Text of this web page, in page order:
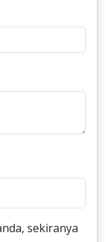
sekiranya